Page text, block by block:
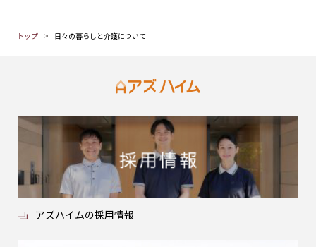
トップ 日々の暮らしと介護について
アズハイムの採用情報